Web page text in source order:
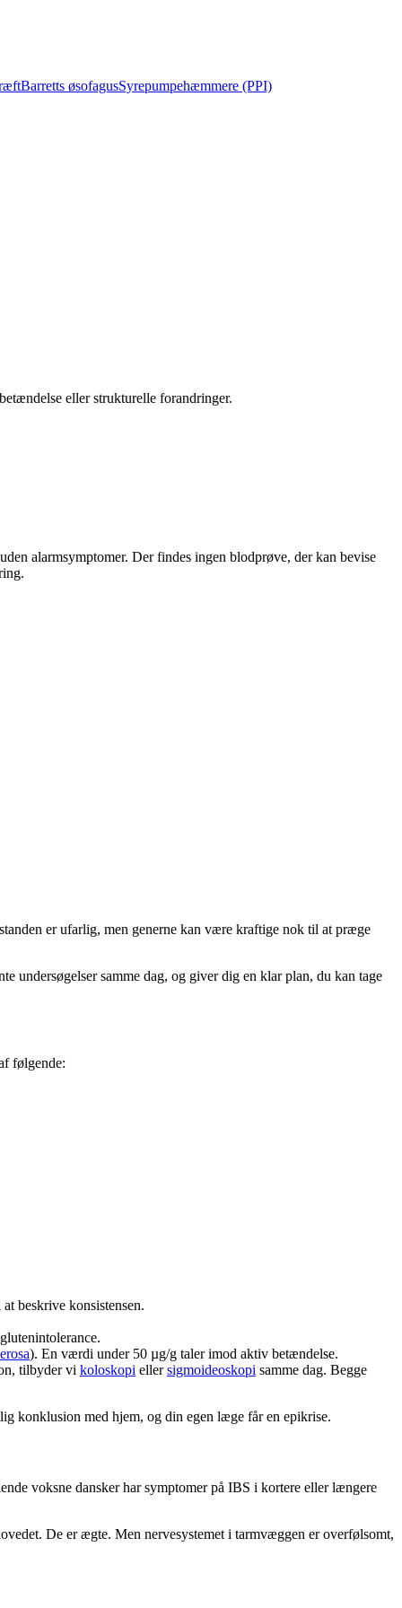
Barretts øsofagusSyrepumpehæmmere (PPI)
eller strukturelle forandringer.
alarmsymptomer. Der findes ingen blodprøve, der kan bevise
er ufarlig, men generne kan være kraftige nok til at præge
undersøgelser samme dag, og giver dig en klar plan, du kan tage
følgende:
beskrive konsistensen.
). En værdi under 50 µg/g taler imod aktiv betændelse.
tilbyder vi koloskopi ellersigmoideoskopi samme dag. Begge
konklusion med hjem, og din egen læge får en epikrise.
voksne dansker har symptomer på IBS i kortere eller længere
De er ægte. Men nervesystemet i tarmvæggen er overfølsomt,